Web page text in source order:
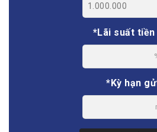
*Lãi suất
*Kỳ hạn